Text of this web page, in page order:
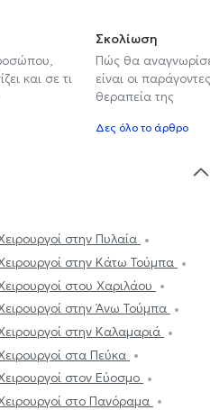
και σε τι
Σκολίωση
Πώς θα
είναι οι
θεραπεία της
Δες όλο το άρθρο
στην Πυλαία
στην Κάτω Τούμπα
στου Χαριλάου
στην Άνω Τούμπα
στην Καλαμαριά
στα Πεύκα
στον Εύοσμο
στο Πανόραμα